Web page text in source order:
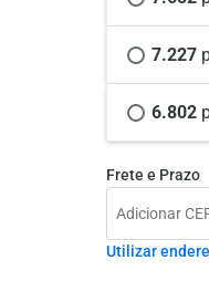
7.227
6.802
Frete e Prazo
Utilizar